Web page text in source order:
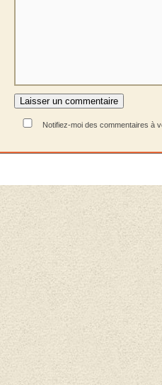
Notifiez-moi des commentaires à